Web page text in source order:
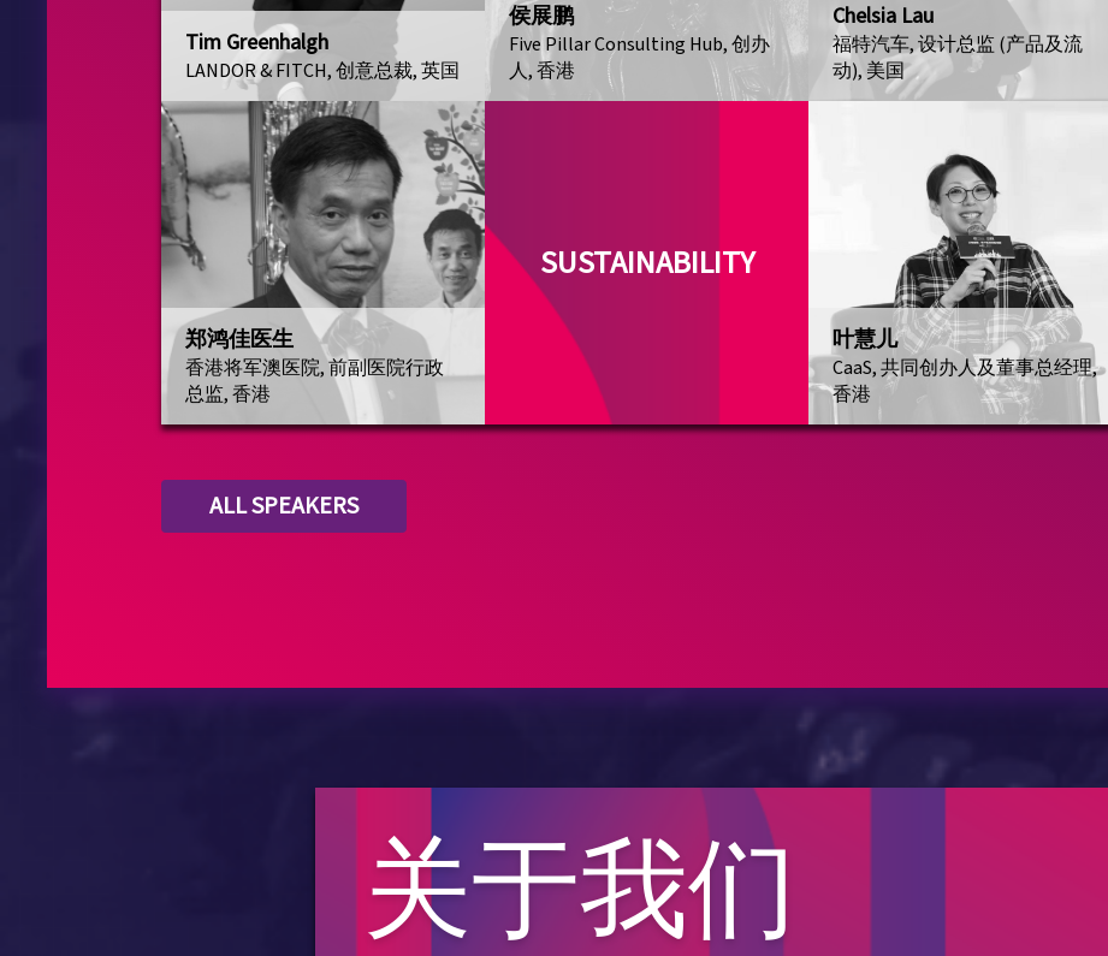
Tim Greenhalgh
LANDOR & FITCH, 创意总裁, 英国
侯展鹏
Five Pillar Consulting Hub, 创办
人, 香港
Chelsia Lau
福特汽车, 设计总监 (产品及流
动), 美国
郑鸿佳医生
香港将军澳医院, 前副医院行政
总监, 香港
SUSTAINABILITY
叶慧儿
CaaS, 共同创办人及董事总经理,
香港
ALL SPEAKERS
关于我们